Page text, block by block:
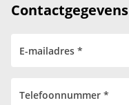
Contactgegevens